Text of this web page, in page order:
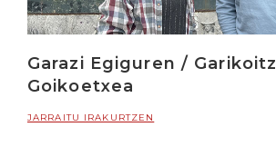
Garazi Egiguren / Garikoitz
Goikoetxea
JARRAITU IRAKURTZEN